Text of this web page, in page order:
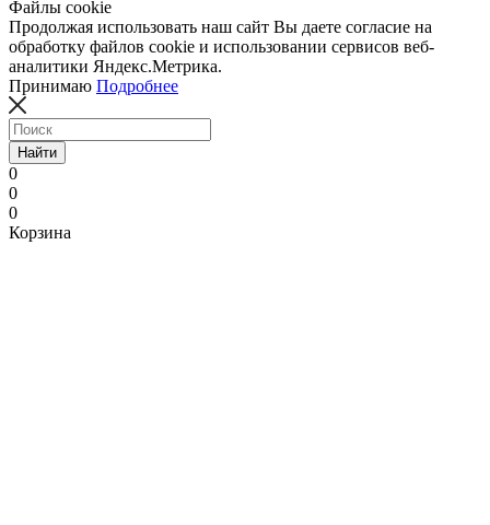
Файлы cookie
Продолжая использовать наш сайт Вы даете согласие на
обработку файлов cookie и использовании сервисов веб-
аналитики Яндекс.Метрика.
Принимаю Подробнее
Найти
0
0
0
Корзина